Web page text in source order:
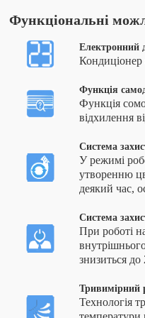
Функціональні
Електронний
Функція
Функція
відхилення
Система
У режимі
утворенню
деякий час,
Система
При роботі
знизиться
Тривимірний
Технологія